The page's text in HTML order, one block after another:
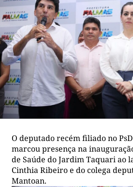
O deputado recém filiado no
marcou presença na
de Saúde do Jardim Taquari ao
Cinthia Ribeiro e do colega
Mantoan.